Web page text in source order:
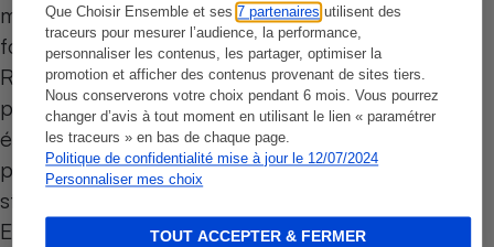
Que Choisir Ensemble et ses7 partenaires utilisent des
traceurs pour mesurer l’audience, la performance,
personnaliser les contenus, les partager, optimiser la
promotion et afficher des contenus provenant de sites tiers.
Nous conserverons votre choix pendant 6 mois. Vous pourrez
changer d’avis à tout moment en utilisant le lien « paramétrer
les traceurs » en bas de chaque page.
Politique de confidentialité mise à jour le 12/07/2024
Personnaliser mes choix
TOUT ACCEPTER & FERMER
multitude de petits accessoires, mais pas
forcément les mêmes que ceux qui équipent le
RH9252WO. On retrouve ainsi un large suceur
plat pour tissus d’ameublement, une mini-
électrobrosse, un suceur à fentes et un coude
pour accéder aux surfaces en hauteur. Une
station de charge murale est également fournie.
Enfin, l’autonomie est annoncée « jusqu’à